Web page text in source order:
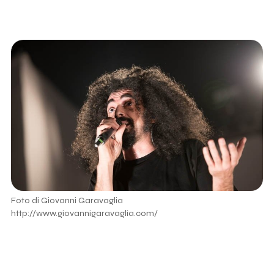
Foto di Giovanni Garavaglia
http://www.giovannigaravaglia.com/